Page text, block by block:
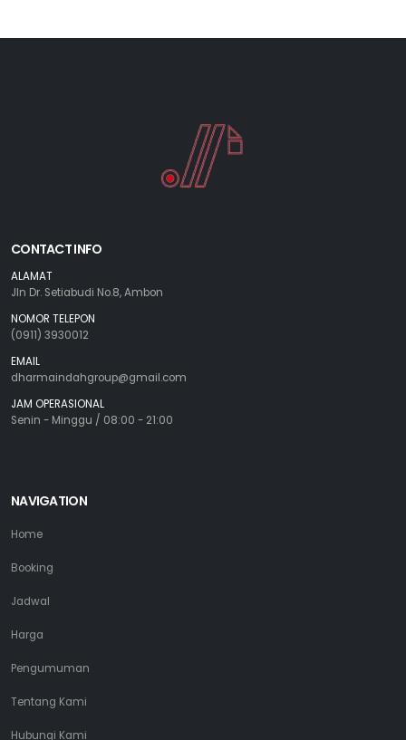
CONTACT INFO
ALAMAT
Jln Dr. Setiabudi No.8, Ambon
NOMOR TELEPON
(0911) 3930012
EMAIL
dharmaindahgroup@gmail.com
JAM OPERASIONAL
Senin - Minggu / 08:00 - 21:00
NAVIGATION
Home
Booking
Jadwal
Harga
Pengumuman
Tentang Kami
Hubungi Kami